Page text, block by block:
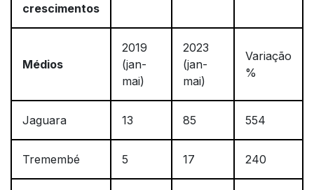
crescimentos
Médios
2019
(jan-
mai)
2023
(jan-
mai)
Variação
%
Jaguara 13 85 554
Tremembé 5 17 240